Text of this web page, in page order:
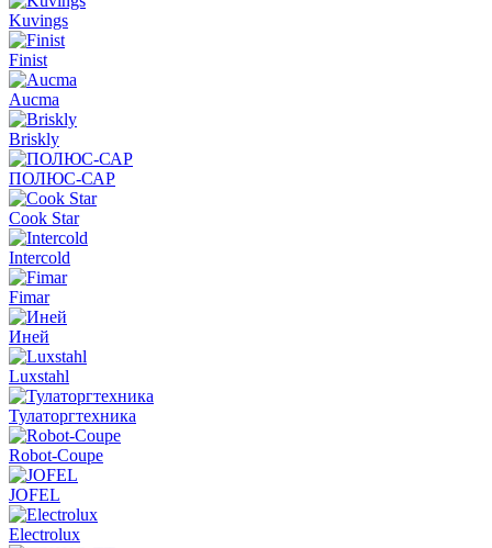
Kuvings
Finist
Aucma
Briskly
ПОЛЮС-САР
Cook Star
Intercold
Fimar
Иней
Luxstahl
Тулаторгтехника
Robot-Coupe
JOFEL
Electrolux